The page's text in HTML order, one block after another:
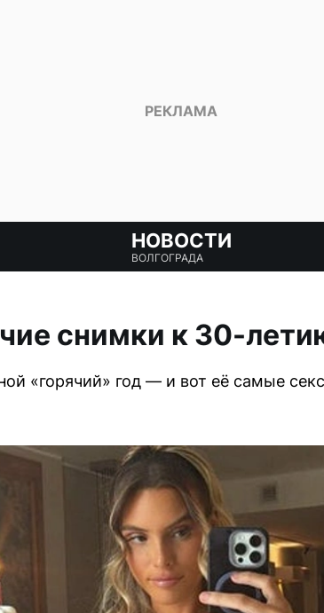
НОВОСТИ
ВОЛГОГРАДА
снимки к 30-
«горячий» год — и вот её самые